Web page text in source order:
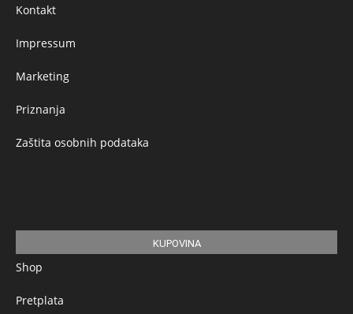
Kontakt
Impressum
Marketing
Priznanja
Zaštita osobnih podataka
KUPOVINA
Shop
Pretplata